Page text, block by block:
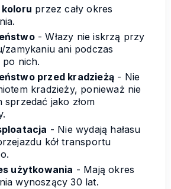
koloru przez cały okres
- Włazy nie iskrzą przy
zamykaniu ani podczas
po nich.
przed kradzieżą - Nie
kradzieży, ponieważ nie
sprzedać jako złom
- Nie wydają hałasu
kół transportu
użytkowania - Mają okres
wynoszący 30 lat.